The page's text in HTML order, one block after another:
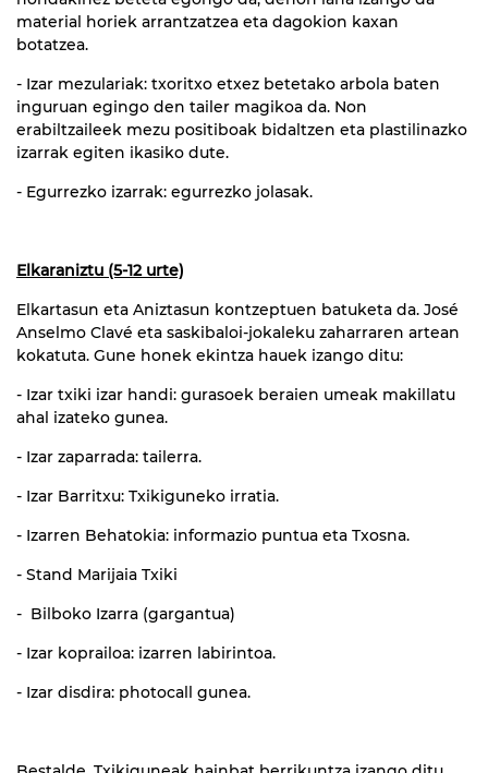
material horiek arrantzatzea eta dagokion kaxan
botatzea.
- Izar mezulariak: txoritxo etxez betetako arbola baten
inguruan egingo den tailer magikoa da. Non
erabiltzaileek mezu positiboak bidaltzen eta plastilinazko
izarrak egiten ikasiko dute.
- Egurrezko izarrak: egurrezko jolasak.
Elkaraniztu (5-12 urte)
Elkartasun eta Aniztasun kontzeptuen batuketa da. José
Anselmo Clavé eta saskibaloi-jokaleku zaharraren artean
kokatuta. Gune honek ekintza hauek izango ditu:
- Izar txiki izar handi: gurasoek beraien umeak makillatu
ahal izateko gunea.
- Izar zaparrada: tailerra.
- Izar Barritxu: Txikiguneko irratia.
- Izarren Behatokia: informazio puntua eta Txosna.
- Stand Marijaia Txiki
- Bilboko Izarra (gargantua)
- Izar koprailoa: izarren labirintoa.
- Izar disdira: photocall gunea.